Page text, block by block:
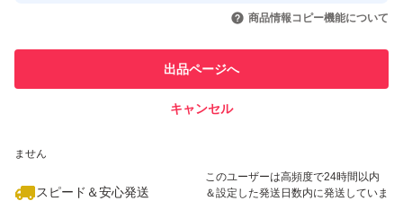
引を完了させた実績があります
での取引実績があります
ません
スピード＆安心発送
このユーザーは高頻度で24時間以内
＆設定した発送日数内に発送していま
商品情報コピー機能について
出品ページへ
キャンセル